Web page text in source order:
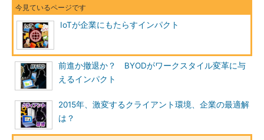
IoTが企業にもたらすインパクト
前進か撤退か？ BYODがワークスタイル変革に与
えるインパクト
2015年、激変するクライアント環境、企業の最適解
は？